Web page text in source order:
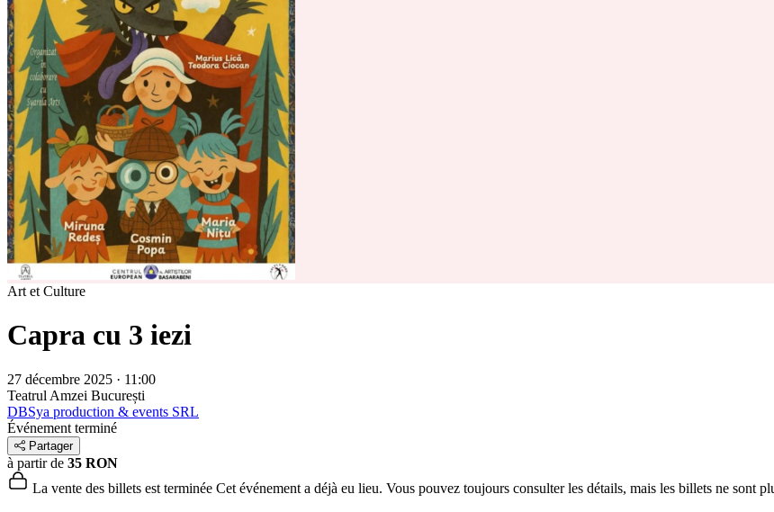
Art et Culture
Capra cu 3 iezi
27 décembre 2025 · 11:00
Teatrul Amzei București
DBSya production & events SRL
Événement terminé
Partager
à partir de 35 RON
La vente des billets est terminée Cet événement a déjà eu lieu. Vous pouvez toujours consulter les détails, mais les billets ne sont